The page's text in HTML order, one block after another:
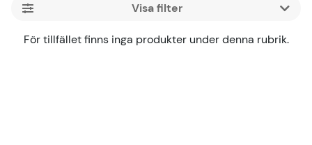
Filtrera
Produkter
För tillfället finns inga produkter under denna rubrik.